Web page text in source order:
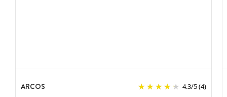
ARCOS 4.3/5(4)